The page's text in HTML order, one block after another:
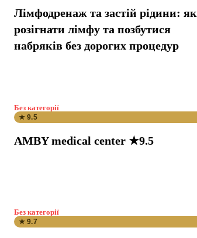
Лімфодренаж та застій рідини: як
розігнати лімфу та позбутися
набряків без дорогих процедур
Без категорії
★ 9.5
AMBY medical center ★9.5
Без категорії
★ 9.7